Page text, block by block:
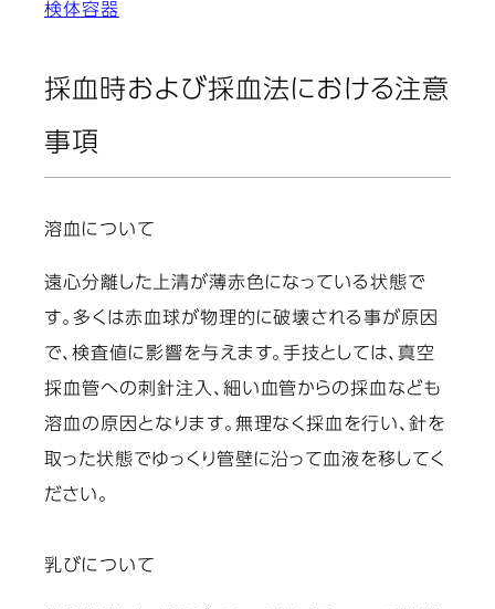
検体容器
採血時および採血法における注意
事項
溶血について
遠心分離した上清が薄赤色になっている状態で
す。多くは赤血球が物理的に破壊される事が原因
で、検査値に影響を与えます。手技としては、真空
採血管への刺針注入、細い血管からの採血なども
溶血の原因となります。無理なく採血を行い、針を
取った状態でゆっくり管壁に沿って血液を移してく
ださい。
乳びについて